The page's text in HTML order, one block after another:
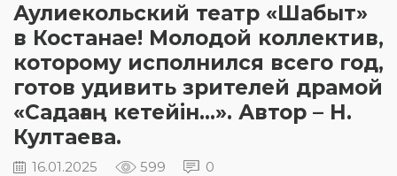
Аулиекольский театр «Шабыт»
в Костанае! Молодой коллектив,
которому исполнился всего год,
готов удивить зрителей драмой
«Садағаң кетейін…». Автор – Н.
Култаева.
16.01.2025 599 0